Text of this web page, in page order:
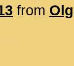
from